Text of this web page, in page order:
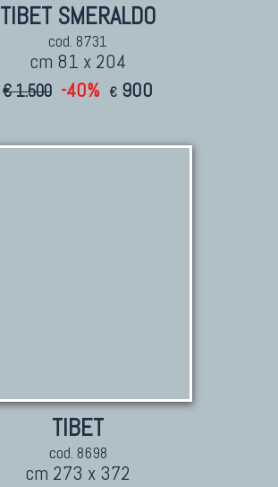
TIBET SMERALDO
cod. 8731
cm 81 x 204
€ 1.500 -40% € 900
TIBET
cod. 8698
cm 273 x 372